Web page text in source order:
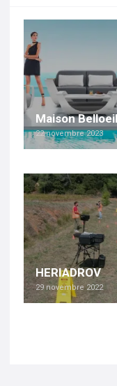
Maison Belloeil
22 novembre 2023
HERIADROV
29 novembre 2022